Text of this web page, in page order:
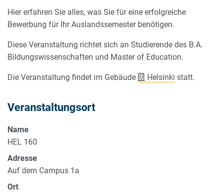
Hier erfahren Sie alles, was Sie für eine erfolgreiche
Bewerbung für Ihr Auslandssemester benötigen.
Diese Veranstaltung richtet sich an Studierende des B.A.
Bildungswissenschaften und Master of Education.
Die Veranstaltung findet im Gebäude Helsinki statt.
Veranstaltungsort
Name
HEL 160
Adresse
Auf dem Campus 1a
Ort